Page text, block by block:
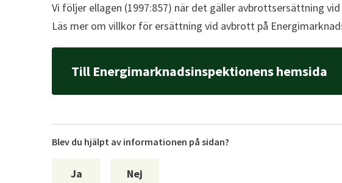
Vi följer ellagen (1997:857) när det gäller avbrottsersättning
Läs mer om villkor för ersättning vid avbrott på
Till Energimarknadsinspektionens hemsida
Blev du hjälpt av informationen på sidan?
Ja Nej